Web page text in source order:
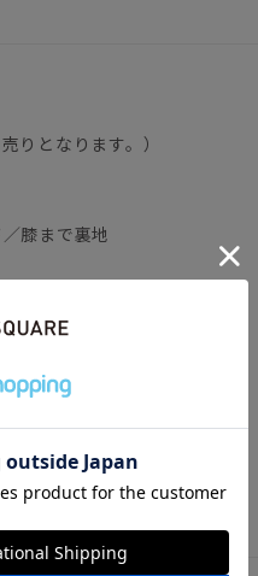
りとなります。）
膝まで裏地
ございます。予めご了承の
致します。